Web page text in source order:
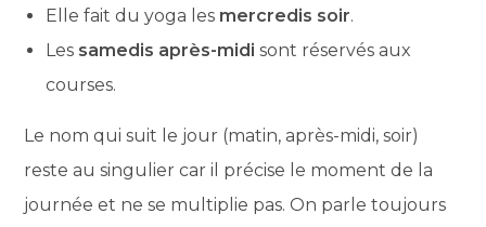
Elle fait du yoga les mercredis soir.
Les samedis après-midi sont réservés aux
courses.
Le nom qui suit le jour (matin, après-midi, soir)
reste au singulier car il précise le moment de la
journée et ne se multiplie pas. On parle toujours